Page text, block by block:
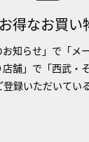
お得なお買い
お知らせ」で「メ
舗」で「西武・
登録いただいてい